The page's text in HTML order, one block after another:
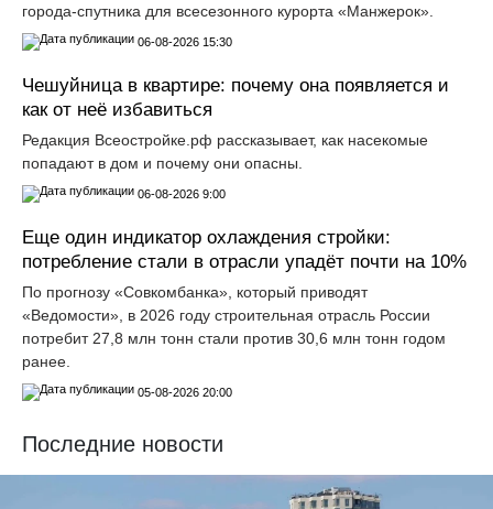
города-спутника для всесезонного курорта «Манжерок».
06-08-2026 15:30
Чешуйница в квартире: почему она появляется и
как от неё избавиться
Редакция Всеостройке.рф рассказывает, как насекомые
попадают в дом и почему они опасны.
06-08-2026 9:00
Еще один индикатор охлаждения стройки:
потребление стали в отрасли упадёт почти на 10%
По прогнозу «Совкомбанка», который приводят
«Ведомости», в 2026 году строительная отрасль России
потребит 27,8 млн тонн стали против 30,6 млн тонн годом
ранее.
05-08-2026 20:00
Последние новости